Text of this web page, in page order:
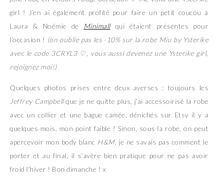
girl ! J’en ai également profité pour faire un petit coucou à
Laura & Noémie de Minimallqui étaient présentes pour
l’occasion ! (on oublie pas les -10% sur la robe Miu by Ysterike
avec le code 3CRYL3 ♡, vous aussi devenez une Ysterike girl,
rejoignez moi!)
Quelques photos prises entre deux averses : toujours les
Jeffrey Campbellque je ne quitte plus, j’ai accessoirisé la robe
avec un collier et une bague camée, dénichés sur Etsy il y a
quelques mois, mon point faible ! Sinon, sous la robe, on peut
apercevoir mon body blanc H&M, je ne savais pas comment le
porter et au final, il s’avère bien pratique pour ne pas avoir
froid l’hiver ! Bon dimanche ! x